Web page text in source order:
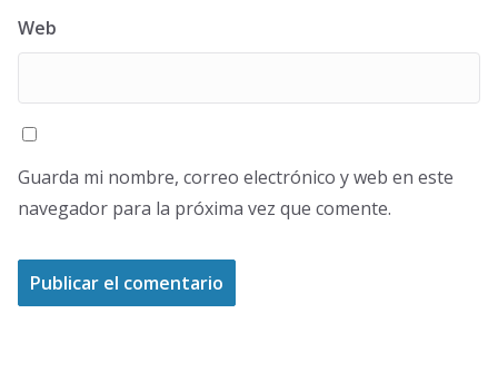
Web
Guarda mi nombre, correo electrónico y web en este
navegador para la próxima vez que comente.